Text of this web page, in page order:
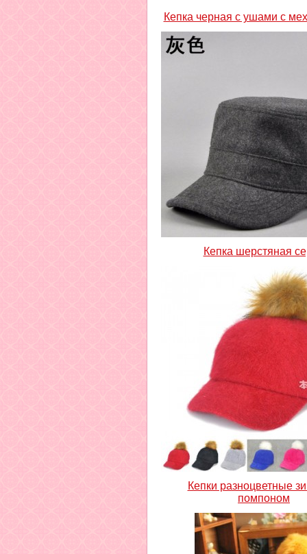
Кепка черная с ушами с
Кепка шерстяная
Кепки разноцветные
помпоном